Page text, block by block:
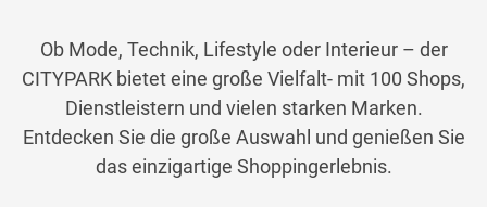
Ob Mode, Technik, Lifestyle oder Interieur – der
CITYPARK bietet eine große Vielfalt- mit 100 Shops,
Dienstleistern und vielen starken Marken.
Entdecken Sie die große Auswahl und genießen Sie
das einzigartige Shoppingerlebnis.